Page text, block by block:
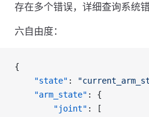
存在多个错误，详细查询系统错
六自由度：
{
    "state"
:
    "arm_state"
: {
        "joint"
: [